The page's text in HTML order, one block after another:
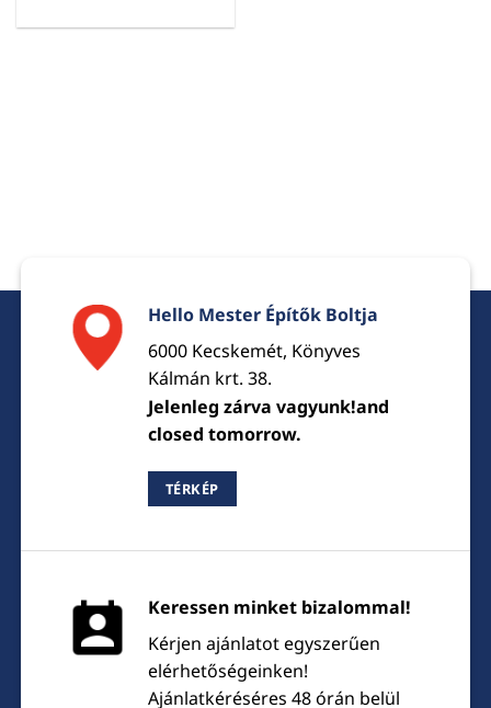
Hello Mester Építők Boltja
6000 Kecskemét, Könyves
Kálmán krt. 38.
Jelenleg zárva vagyunk!and
closed tomorrow.
TÉRKÉP
Keressen minket bizalommal!
Kérjen ajánlatot egyszerűen
elérhetőségeinken!
Ajánlatkéréséres 48 órán belül